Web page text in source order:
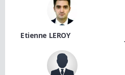
Etienne LEROY